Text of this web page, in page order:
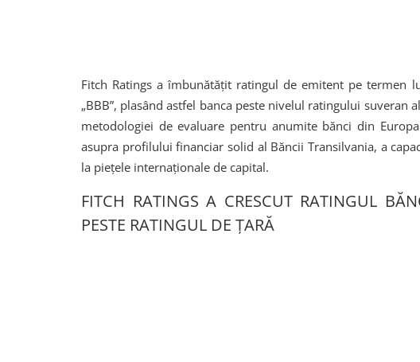
Fitch Ratings a îmbunătățit ratingul de emitent pe termen
„BBB”, plasând astfel banca peste nivelul ratingului suveran
metodologiei de evaluare pentru anumite bănci din
asupra profilului financiar solid al Băncii Transilvania, a
la piețele internaționale de capital.
FITCH RATINGS A CRESCUT RATINGUL
PESTE RATINGUL DE ȚARĂ